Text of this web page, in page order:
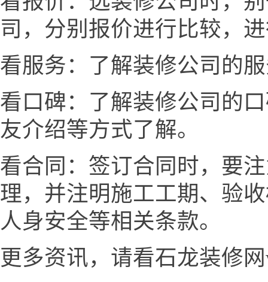
司，分别报价进行比较，
看服务：了解装修公司的
看口碑：了解装修公司的
友介绍等方式了解。
看合同：签订合同时，要
理，并注明施工工期、验
人身安全等相关条款。
更多资讯，请看石龙装修网